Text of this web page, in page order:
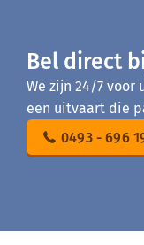
Bel direct
We zijn 24/7 voor
een uitvaart die
0493 - 696